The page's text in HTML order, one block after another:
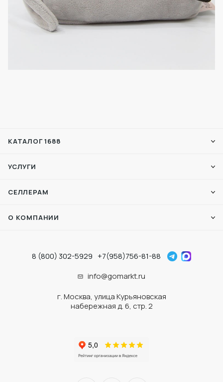
КАТАЛОГ 1688
УСЛУГИ
СЕЛЛЕРАМ
О КОМПАНИИ
8 (800) 302-5929 +7(958)756-81-88
info@gomarkt.ru
г. Москва, улица Курьяновская
набережная д. 6, стр. 2